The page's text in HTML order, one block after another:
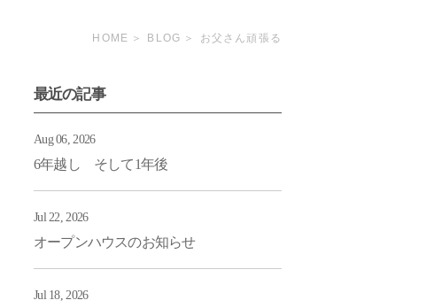
HOME BLOG お父さん頑張る
最近の記事
Aug 06, 2026
6年越し そして1年後
Jul 22, 2026
オープンハウスのお知らせ
Jul 18, 2026